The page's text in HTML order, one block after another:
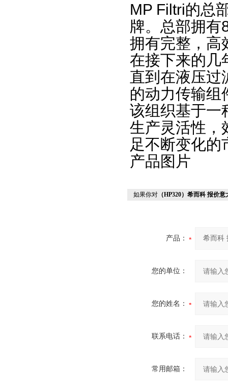
MP Filtri的总
牌。总部拥有
拥有完整，高
在接下来的几
直到在液压过
的动力传输组
该组织基于一
生产灵活性，
足不断变化的
产品图片
如果你对 （HP320）希而科 报价
产品：
您的单位：
您的姓名：
联系电话：
常用邮箱：